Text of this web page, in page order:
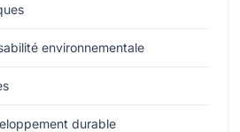
environnementale
durable